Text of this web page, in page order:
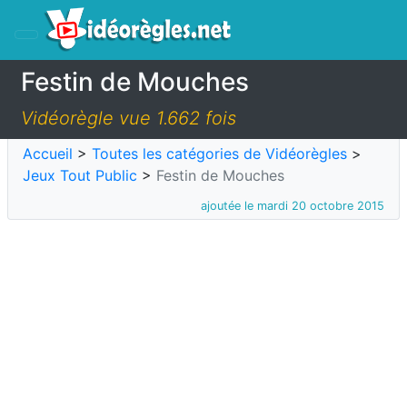
Festin de Mouches
Vidéorègle vue 1.662 fois
Accueil > Toutes les catégories de Vidéorègles >
Jeux Tout Public > Festin de Mouches
ajoutée le mardi 20 octobre 2015